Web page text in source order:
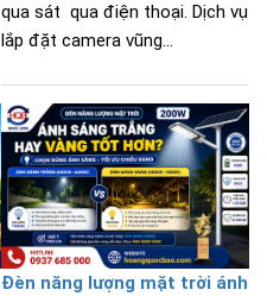
qua sát qua điện thoại. Dịch vụ
lắp đặt camera vũng...
Đèn năng lượng mặt trời ánh